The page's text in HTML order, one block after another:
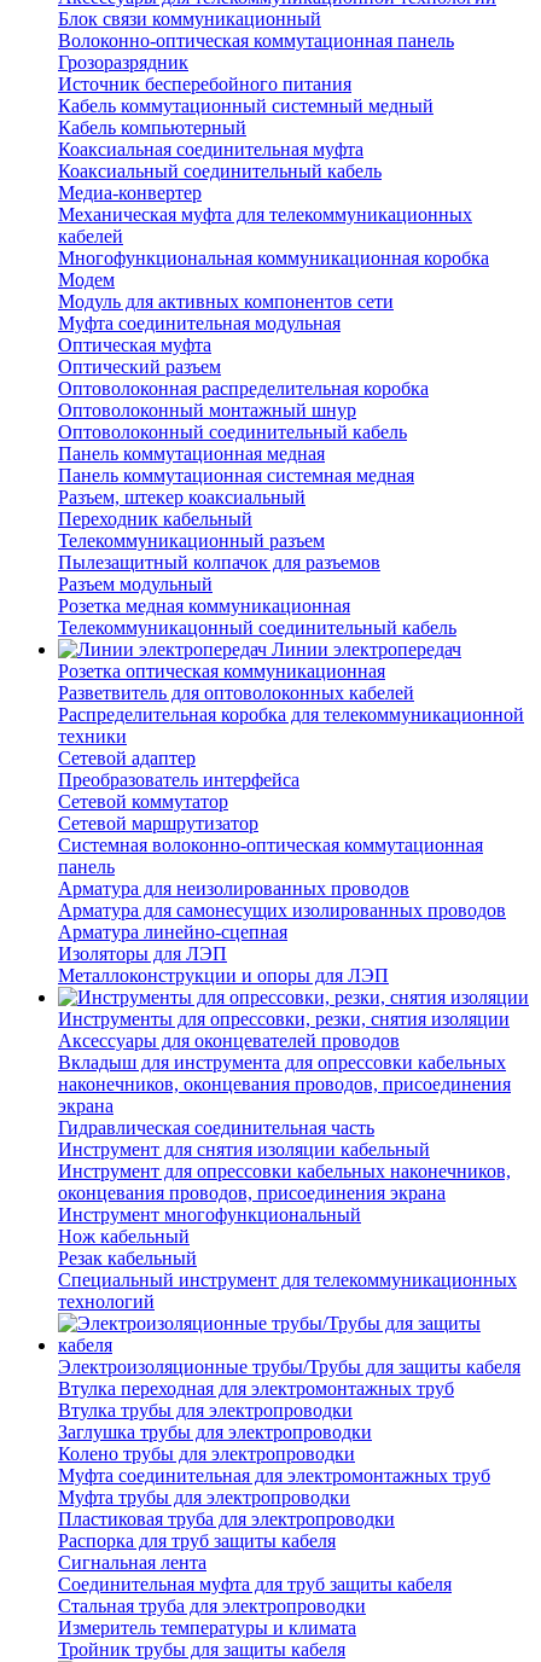
Блок связи коммуникационный
Волоконно-оптическая коммутационная панель
Грозоразрядник
Источник бесперебойного питания
Кабель коммутационный системный медный
Кабель компьютерный
Коаксиальная соединительная муфта
Коаксиальный соединительный кабель
Медиа-конвертер
Механическая муфта для телекоммуникационных
кабелей
Многофункциональная коммуникационная коробка
Модем
Модуль для активных компонентов сети
Муфта соединительная модульная
Оптическая муфта
Оптический разъем
Оптоволоконная распределительная коробка
Оптоволоконный монтажный шнур
Оптоволоконный соединительный кабель
Панель коммутационная медная
Панель коммутационная системная медная
Разъем, штекер коаксиальный
Переходник кабельный
Телекоммуникационный разъем
Пылезащитный колпачок для разъемов
Разъем модульный
Розетка медная коммуникационная
Телекоммуникацонный соединительный кабель
Линии электропередач
Розетка оптическая коммуникационная
Разветвитель для оптоволоконных кабелей
Распределительная коробка для телекоммуникационной
техники
Сетевой адаптер
Преобразователь интерфейса
Сетевой коммутатор
Сетевой маршрутизатор
Системная волоконно-оптическая коммутационная
панель
Арматура для неизолированных проводов
Арматура для самонесущих изолированных проводов
Арматура линейно-сцепная
Изоляторы для ЛЭП
Металлоконструкции и опоры для ЛЭП
Инструменты для опрессовки, резки, снятия изоляции
Аксессуары для оконцевателей проводов
Вкладыш для инструмента для опрессовки кабельных
наконечников, оконцевания проводов, присоединения
экрана
Гидравлическая соединительная часть
Инструмент для снятия изоляции кабельный
Инструмент для опрессовки кабельных наконечников,
оконцевания проводов, присоединения экрана
Инструмент многофункциональный
Нож кабельный
Резак кабельный
Специальный инструмент для телекоммуникационных
технологий
Электроизоляционные трубы/Трубы для защиты кабеля
Втулка переходная для электромонтажных труб
Втулка трубы для электропроводки
Заглушка трубы для электропроводки
Колено трубы для электропроводки
Муфта соединительная для электромонтажных труб
Муфта трубы для электропроводки
Пластиковая труба для электропроводки
Распорка для труб защиты кабеля
Сигнальная лента
Соединительная муфта для труб защиты кабеля
Стальная труба для электропроводки
Измеритель температуры и климата
Тройник трубы для защиты кабеля